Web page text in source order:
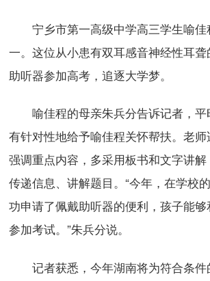
宁乡市第一高级中学高三学生喻佳
一。这位从小患有双耳感音神经性耳
助听器参加高考，追逐大学梦。
喻佳程的母亲朱兵分告诉记者，平
有针对性地给予喻佳程关怀帮扶。老师
强调重点内容，多采用板书和文字讲
传递信息、讲解题目。“今年，在学校
功申请了佩戴助听器的便利，孩子能
参加考试。”朱兵分说。
记者获悉，今年湖南将为符合条件